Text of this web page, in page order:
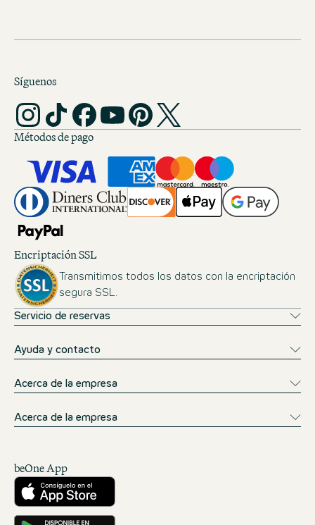
Síguenos
Métodos de pago
Encriptación SSL
Transmitimos todos los datos con la encriptación
segura SSL.
Servicio de reservas
Ayuda y contacto
Acerca de la empresa
Acerca de la empresa
beOne App
Descárgalo desde la App Store